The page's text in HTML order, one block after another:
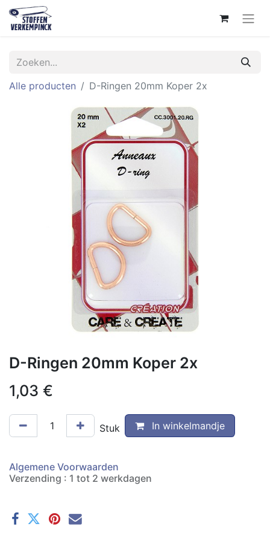
Alle producten D-Ringen 20mm Koper 2x
D-Ringen 20mm Koper 2x
1,03 €
Stuk In winkelmandje
Algemene Voorwaarden
Verzending : 1 tot 2 werkdagen